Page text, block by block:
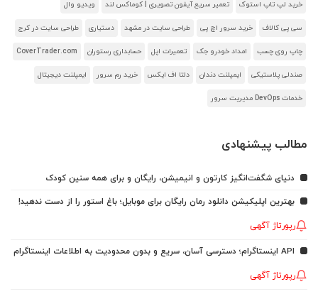
خرید لپ تاپ استوک تعمیر سریع آیفون تصویری | کوماکس لند ویدیو وال
سی پی کالاف خرید سرور اچ پی طراحی سایت در مشهد دستیاری طراحی سایت در کرج
چاپ روی چسب امداد خودرو جک تعمیرات اپل حسابداری رستوران CoverTrader.com
صندلی پلاستیکی ایمپلنت دندان دلتا اف ایکس خرید رم سرور ایمپلنت دیجیتال
خدمات DevOps مدیریت سرور
مطالب پیشنهادی
دنیای شگفت‌انگیز کارتون و انیمیشن، رایگان و برای همه سنین کودک
بهترین اپلیکیشن دانلود رمان رایگان برای موبایل؛ باغ استور را از دست ندهید!
رپورتاژ آگهی
API اینستاگرام؛ دسترسی آسان، سریع و بدون محدودیت به اطلاعات اینستاگرام
رپورتاژ آگهی